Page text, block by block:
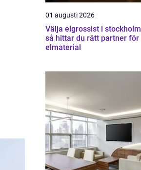
01 augusti 2026
Välja elgrossist i stockholm
så hittar du rätt partner för
elmaterial